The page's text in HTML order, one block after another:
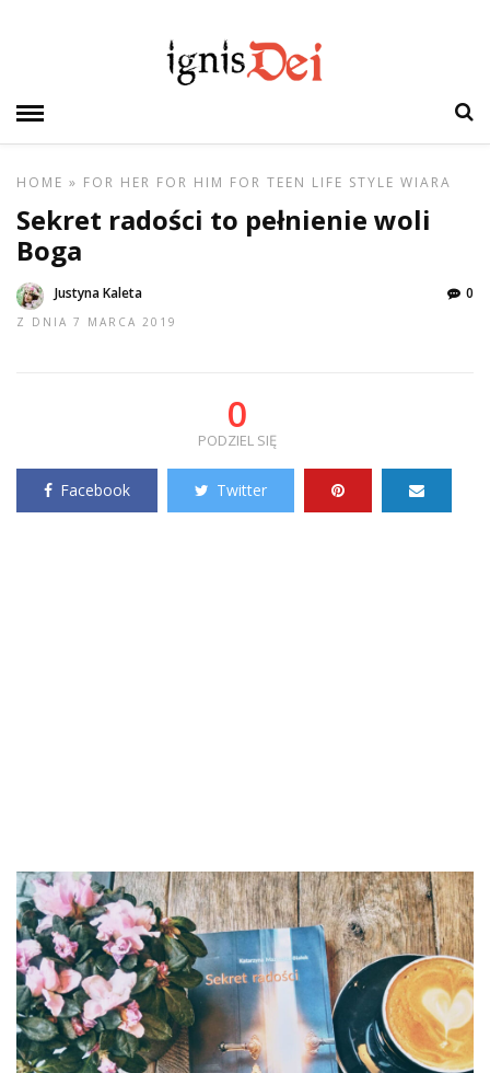
HOME » FOR HER FOR HIM FOR TEEN LIFE STYLE WIARA
Sekret radości to pełnienie woli
Boga
Justyna Kaleta
Z DNIA 7 MARCA 2019
0
0
PODZIEL SIĘ
Facebook Twitter